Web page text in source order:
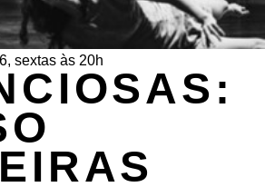
sextas às 20h